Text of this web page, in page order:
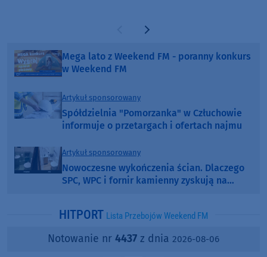
Poprzednia strona
Następna strona
Mega lato z Weekend FM - poranny konkurs
w Weekend FM
Artykuł sponsorowany
Spółdzielnia "Pomorzanka" w Człuchowie
informuje o przetargach i ofertach najmu
Artykuł sponsorowany
Nowoczesne wykończenia ścian. Dlaczego
SPC, WPC i fornir kamienny zyskują na
HITPORT Lista Przebojów Weekend FM
Notowanie nr 4437 z dnia 2026-08-06